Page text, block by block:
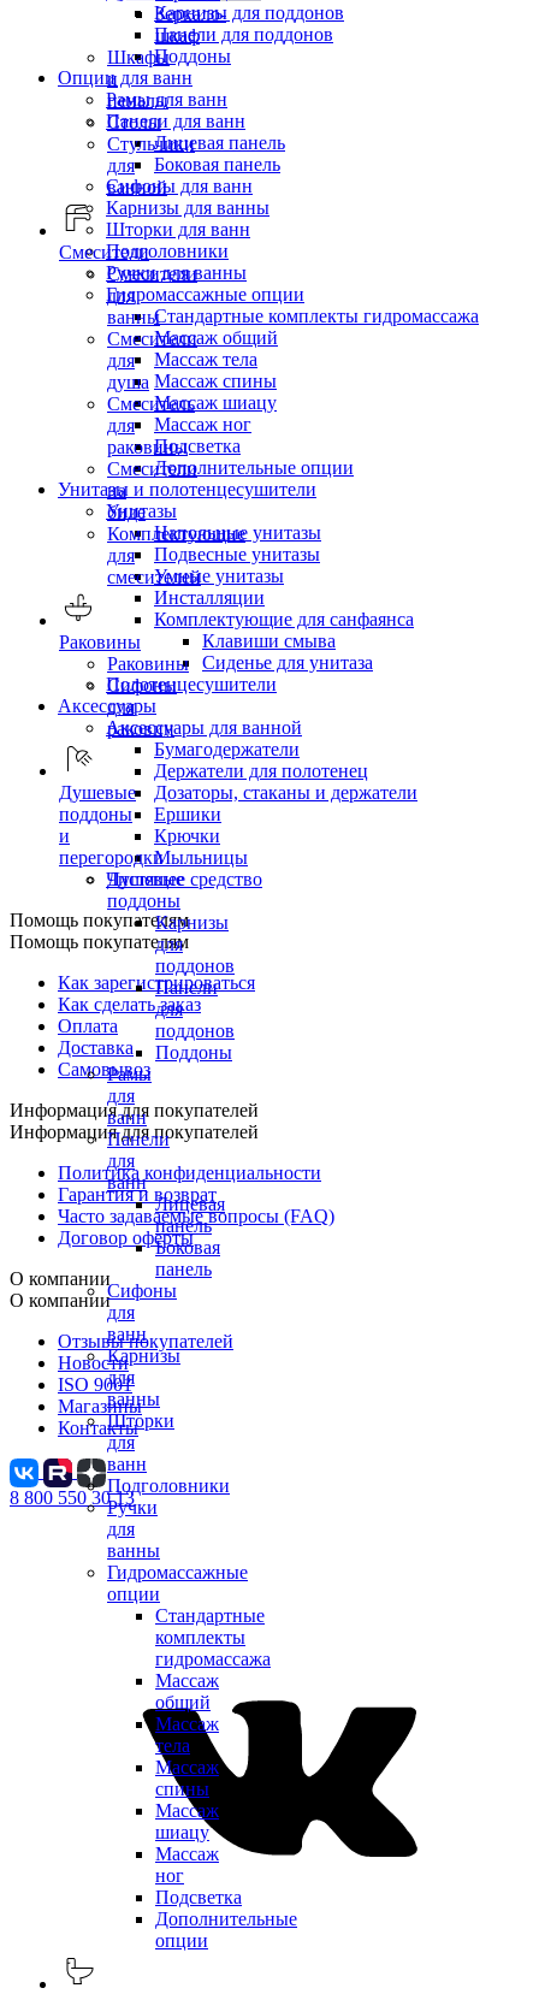
Зеркало-
шкаф
Шкафы
и
пеналы
Столы
Стульчики
для
ванной
Смесители
Смесители
для
ванны
Смесители
для
душа
Смеситель
для
раковины
Смесители
на
биде
Комплектующие
для
смесителей
Раковины
Раковины
Сифоны
для
раковин
Душевые
поддоны
и
перегородки
Душевые
поддоны
Карнизы
для
поддонов
Панели
для
поддонов
Поддоны
Рамы
для
ванн
Панели
для
ванн
Лицевая
панель
Боковая
панель
Сифоны
для
ванн
Карнизы
для
ванны
Шторки
для
ванн
Подголовники
Ручки
для
ванны
Гидромассажные
опции
Стандартные
комплекты
гидромассажа
Массаж
общий
Массаж
тела
Массаж
спины
Массаж
шиацу
Массаж
ног
Подсветка
Дополнительные
опции
Карнизы для поддонов
Панели для поддонов
Поддоны
Опции для ванн
Рамы для ванн
Панели для ванн
Лицевая панель
Боковая панель
Сифоны для ванн
Карнизы для ванны
Шторки для ванн
Подголовники
Ручки для ванны
Гидромассажные опции
Стандартные комплекты гидромассажа
Массаж общий
Массаж тела
Массаж спины
Массаж шиацу
Массаж ног
Подсветка
Дополнительные опции
Унитазы и полотенцесушители
Унитазы
Напольные унитазы
Подвесные унитазы
Умные унитазы
Инсталляции
Комплектующие для санфаянса
Клавиши смыва
Сиденье для унитаза
Полотенцесушители
Аксессуары
Аксессуары для ванной
Бумагодержатели
Держатели для полотенец
Дозаторы, стаканы и держатели
Ершики
Крючки
Мыльницы
Чистящее средство
Помощь покупателям
Помощь покупателям
Как зарегистрироваться
Как сделать заказ
Оплата
Доставка
Самовывоз
Информация для покупателей
Информация для покупателей
Политика конфиденциальности
Гарантия и возврат
Часто задаваемые вопросы (FAQ)
Договор оферты
О компании
О компании
Отзывы покупателей
Новости
ISO 9001
Магазины
Контакты
8 800 550 30 13